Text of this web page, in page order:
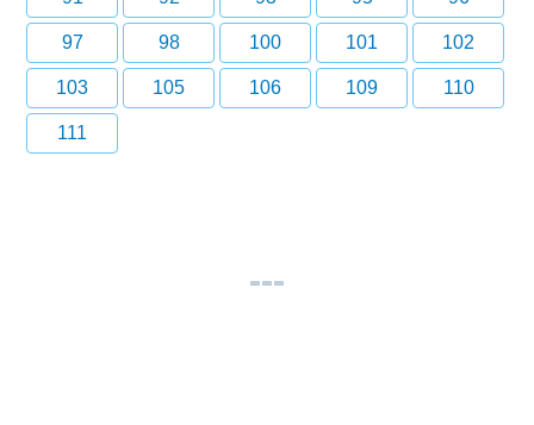
97 98 100 101 102
103 105 106 109 110
111